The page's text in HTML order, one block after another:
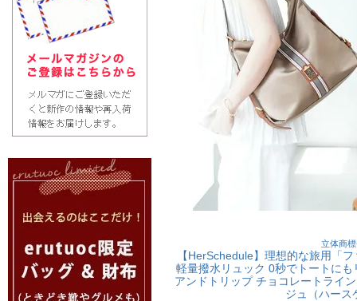
立体商
【HerSchedule】理想的な旅用「
軽量撥水リュック 0秒でトートに
アンドトリップ チョコレートライ
ジュ（ハース